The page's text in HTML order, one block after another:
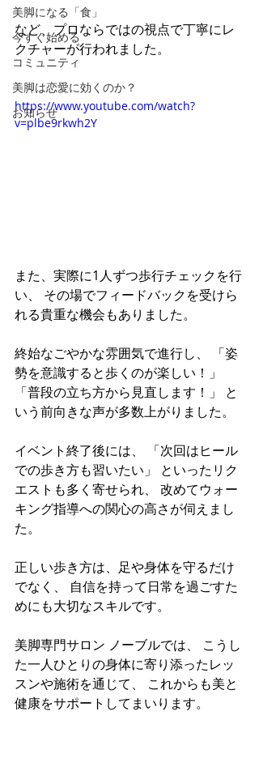
美脚になる「食」
今すぐ始める
コミュニティ
美脚は恋愛に効くのか？
お知らせ
など、プロならではの視点で丁寧にレ
クチャーが行われました。
https://www.youtube.com/watch?
v=plbe9rkwh2Y
また、実際に1人ずつ歩行チェックを行
い、 その場でフィードバックを受けら
れる貴重な機会もありました。
終始なごやかな雰囲気で進行し、 「姿
勢を意識すると歩くのが楽しい！」
「普段の立ち方から見直します！」 と
いう前向きな声が多数上がりました。
イベント終了後には、 「次回はヒール
での歩き方も習いたい」 といったリク
エストも多く寄せられ、 改めてウォー
キング指導への関心の高さが伺えまし
た。
正しい歩き方は、足や身体を守るだけ
でなく、 自信を持って日常を過ごすた
めにも大切なスキルです。
美脚専門サロン ノーブルでは、 こうし
た一人ひとりの身体に寄り添ったレッ
スンや施術を通じて、 これからも美と
健康をサポートしてまいります。